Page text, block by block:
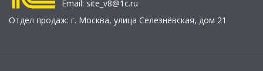
Email: site_v8@1c.ru
Отдел продаж: г. Москва, улица Селезнёвская, дом 21